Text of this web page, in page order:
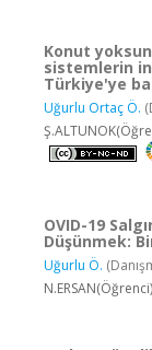
Konut
sistemlerin
Türkiye'ye
Uğurlu Ortaç Ö.
OVID-19
Düşünmek:
Uğurlu Ö.